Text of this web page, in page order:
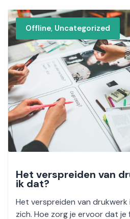
Offline, Uncategorized
Het verspreiden van
ik dat?
Het verspreiden van
zich. Hoe zorg je ervoor dat